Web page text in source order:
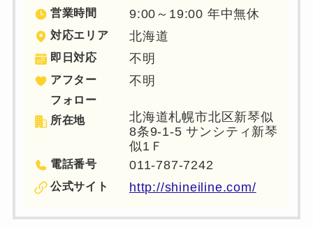
営業時間 9:00～19:00 年中無休
対応エリア 北海道
即日対応 不明
アフター
フォロー
不明
所在地
北海道札幌市北区新琴似
8条9-1-5 サンシティ新琴
似1Ｆ
電話番号 011-787-7242
公式サイト http://shineiline.com/